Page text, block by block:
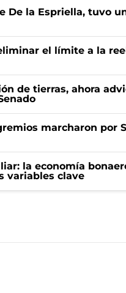
De la Espriella, tuvo
el límite a la
de tierras, ahora
marcharon por
la economía
variables clave